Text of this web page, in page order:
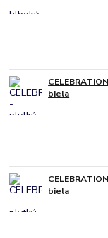
biela
biela